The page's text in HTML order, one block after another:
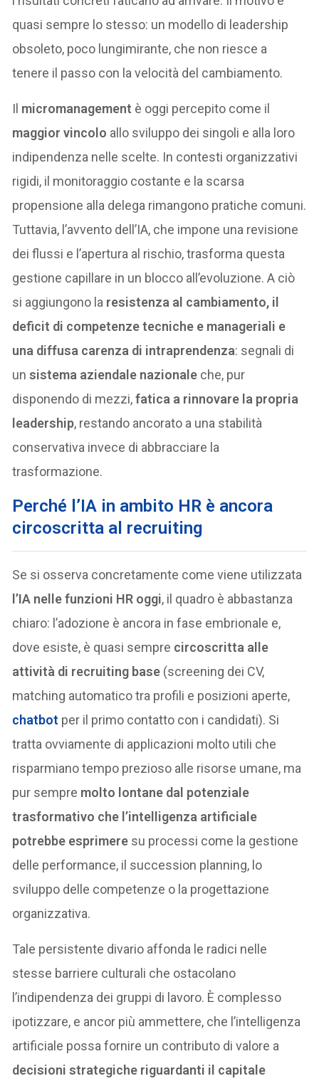
quasi sempre lo stesso: un modello di leadership
obsoleto, poco lungimirante, che non riesce a
tenere il passo con la velocità del cambiamento.
Il micromanagement è oggi percepito come il
maggior vincolo allo sviluppo dei singoli e alla loro
indipendenza nelle scelte. In contesti organizzativi
rigidi, il monitoraggio costante e la scarsa
propensione alla delega rimangono pratiche comuni.
Tuttavia, l’avvento dell’IA, che impone una revisione
dei flussi e l’apertura al rischio, trasforma questa
gestione capillare in un blocco all’evoluzione. A ciò
si aggiungono la resistenza al cambiamento, il
deficit di competenze tecniche e manageriali e
una diffusa carenza di intraprendenza: segnali di
unsistema aziendale nazionale che, pur
disponendo di mezzi,fatica a rinnovare la propria
leadership, restando ancorato a una stabilità
conservativa invece di abbracciare la
trasformazione.
Perché l’IA in ambito HR è ancora
circoscritta al recruiting
Se si osserva concretamente come viene utilizzata
l’IA nelle funzioni HR oggi, il quadro è abbastanza
chiaro: l’adozione è ancora in fase embrionale e,
dove esiste, è quasi sempre circoscritta alle
attività di recruiting base (screening dei CV,
matching automatico tra profili e posizioni aperte,
chatbot per il primo contatto con i candidati). Si
tratta ovviamente di applicazioni molto utili che
risparmiano tempo prezioso alle risorse umane, ma
pur sempre molto lontane dal potenziale
trasformativo che l’intelligenza artificiale
potrebbe esprimere su processi come la gestione
delle performance, il succession planning, lo
sviluppo delle competenze o la progettazione
organizzativa.
Tale persistente divario affonda le radici nelle
stesse barriere culturali che ostacolano
l’indipendenza dei gruppi di lavoro. È complesso
ipotizzare, e ancor più ammettere, che l’intelligenza
artificiale possa fornire un contributo di valore a
decisioni strategiche riguardanti il capitale